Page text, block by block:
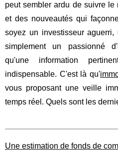
peut sembler ardu de suivre le
et des nouveautés qui
soyez un investisseur
simplement un passionné
qu'une information
indispensable. C'est là qu'
vous proposant une veille
temps réel. Quels sont les
Une estimation de fonds de